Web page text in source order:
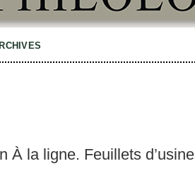
À la ligne. Feuillets d’usine